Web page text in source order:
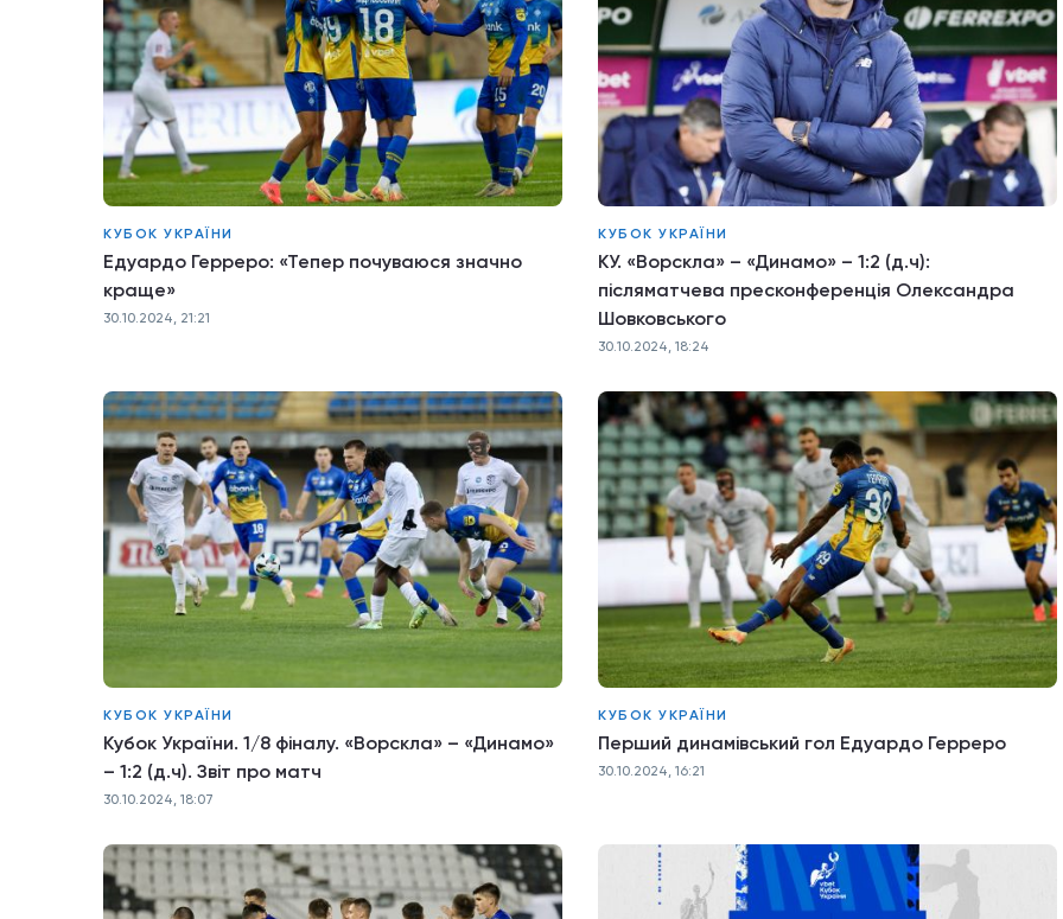
КУБОК УКРАЇНИ
Едуардо Герреро: «Тепер почуваюся значно
краще»
30.10.2024, 21:21
КУБОК УКРАЇНИ
КУ. «Ворскла» – «Динамо» – 1:2 (д.ч):
післяматчева пресконференція Олександра
Шовковського
30.10.2024, 18:24
КУБОК УКРАЇНИ
Кубок України. 1/8 фіналу. «Ворскла» – «Динамо»
– 1:2 (д.ч). Звіт про матч
30.10.2024, 18:07
КУБОК УКРАЇНИ
Перший динамівський гол Едуардо Герреро
30.10.2024, 16:21